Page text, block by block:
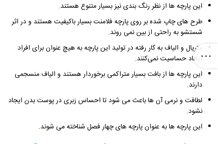
این پارچه ‌ها از نظر رنگ بندی نیز بسیار متنوع هستند.
طرح ‌های چاپ شده بر روی پارچه فلامنت بسیار باکیفیت هستند و در اثر
شستشو به راحتی از بین نمی ‌روند.
متریال و الیاف به کار رفته در تولید این پارچه به هیچ عنوان برای افراد
ایجاد حساسیت نمی‌کنند.
این پارچه ‌ها از بافت بسیار متراکمی برخوردار هستند و الیاف منسجمی
دارند.
لطافت و نرمی آن ها باعث می ‌شود تا احساس زبری در پوست بدن ایجاد
نشود.
این پارچه ‌ها به عنوان پارچه ‌های چهار فصل شناخته می ‌شوند.